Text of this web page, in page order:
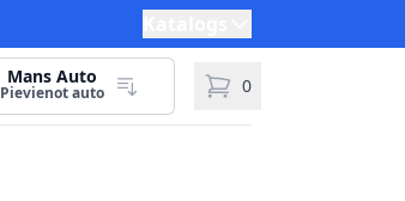
Mans Auto
Pievienot auto 0